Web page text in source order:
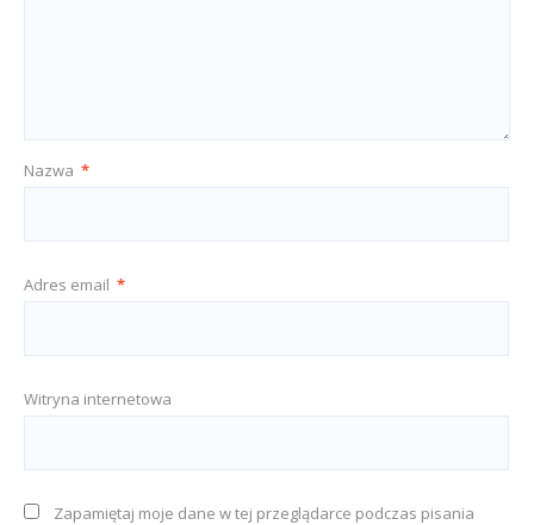
Nazwa *
Adres email *
Witryna internetowa
Zapamiętaj moje dane w tej przeglądarce podczas pisania